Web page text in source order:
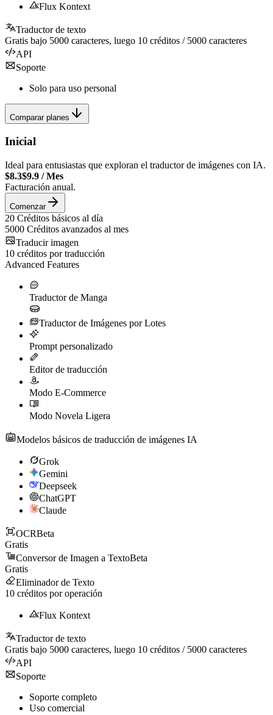
Flux Kontext
Traductor de texto
Gratis bajo 5000 caracteres, luego 10 créditos / 5000 caracteres
API
Soporte
Solo para uso personal
Comparar planes
Inicial
Ideal para entusiastas que exploran el traductor de imágenes con IA.
$8.3$9.9 /Mes
Facturación anual.
Comenzar
20 Créditos básicos al día
5000 Créditos avanzados al mes
Traducir imagen
10 créditos por traducción
Advanced Features
Traductor de Manga
Traductor de Imágenes por Lotes
Prompt personalizado
Editor de traducción
Modo E-Commerce
Modo Novela Ligera
Modelos básicos de traducción de imágenes IA
Grok
Gemini
Deepseek
ChatGPT
Claude
OCRBeta
Gratis
Conversor de Imagen a TextoBeta
Gratis
Eliminador de Texto
10 créditos por operación
Flux Kontext
Traductor de texto
Gratis bajo 5000 caracteres, luego 10 créditos / 5000 caracteres
API
Soporte
Soporte completo
Uso comercial